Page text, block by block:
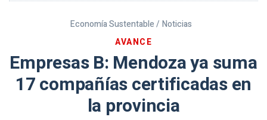
Economía Sustentable / Noticias
AVANCE
Empresas B: Mendoza ya suma
17 compañías certificadas en
la provincia